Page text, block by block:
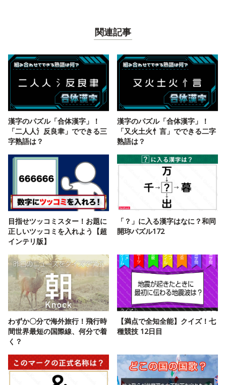
関連記事
漢字のパズル「合体漢字」！
「二人人氵反良聿」でできる三
字熟語は？
漢字のパズル「合体漢字」！
「又火土火忄言」でできる二字
熟語は？
目指せツッコミスター！お題に
正しいツッコミを入れよう【超
インテリ版】
「？」に入る漢字はなに？和同
開珎パズル172
わずか〇分で海外旅行！飛行時
間世界最短の国際線、何分で着
く？
【満点で全知全能】クイズ！七
種競技 12日目